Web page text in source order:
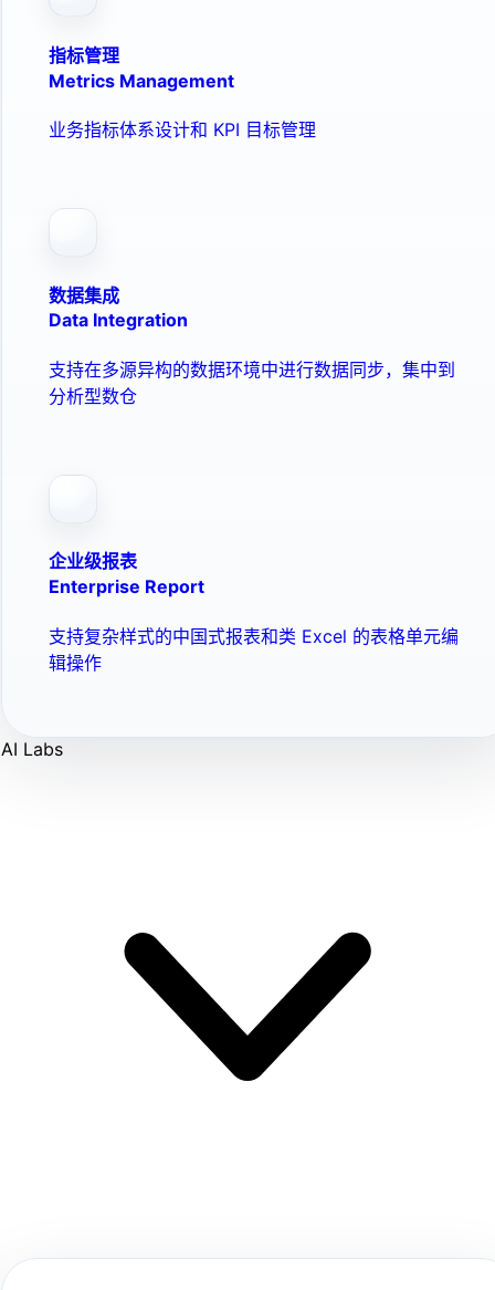
指标管理
Metrics Management
业务指标体系设计和 KPI 目标管理
数据集成
Data Integration
支持在多源异构的数据环境中进行数据同步，集中到
分析型数仓
企业级报表
Enterprise Report
支持复杂样式的中国式报表和类 Excel 的表格单元编
辑操作
AI Labs